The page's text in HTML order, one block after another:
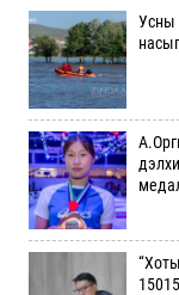
Усны